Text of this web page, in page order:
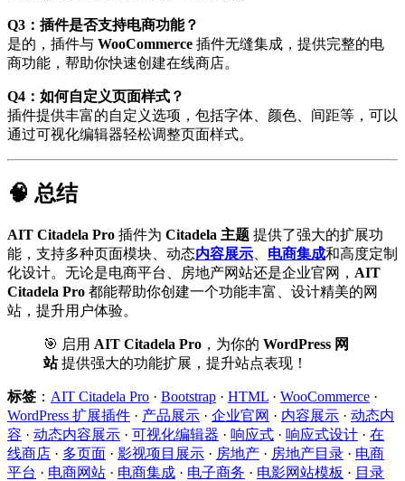
Q3：插件是否支持电商功能？
是的，插件与 WooCommerce 插件无缝集成，提供完整的电
商功能，帮助你快速创建在线商店。
Q4：如何自定义页面样式？
插件提供丰富的自定义选项，包括字体、颜色、间距等，可以
通过可视化编辑器轻松调整页面样式。
🧠 总结
AIT Citadela Pro 插件为 Citadela 主题 提供了强大的扩展功
能，支持多种页面模块、动态内容展示 电商集成和高度定制
化设计。无论是电商平台、房地产网站还是企业官网， AIT
Citadela Pro 都能帮助你创建一个功能丰富、设计精美的网
站，提升用户体验。
🎯 启用 AIT Citadela Pro ，为你的 WordPress 网
站提供强大的功能扩展，提升站点表现！
标签 ： AIT Citadela Pro · Bootstrap · HTML · WooCommerce ·
WordPress 扩展插件 · 产品展示 · 企业官网 · 内容展示 · 动态内
容 · 动态内容展示 · 可视化编辑器 · 响应式 · 响应式设计 · 在
线商店 · 多页面 · 影视项目展示 · 房地产 · 房地产目录 · 电商
平台 · 电商网站 · 电商集成 · 电子商务 · 电影网站模板 · 目录